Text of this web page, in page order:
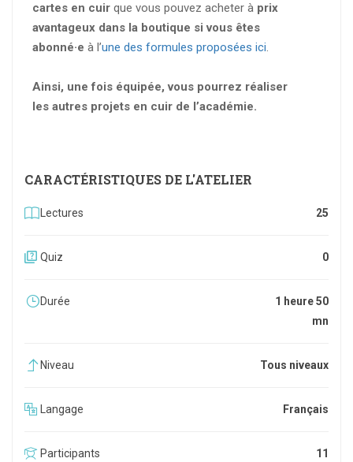
cartes en cuir que vous pouvez acheter à prix
avantageux dans la boutique si vous êtes
abonné·e à l’une des formules proposées ici.
Ainsi, une fois équipée, vous pourrez réaliser
les autres projets en cuir de l’académie.
CARACTÉRISTIQUES DE L'ATELIER
Lectures 25
Quiz 0
Durée
1 heure 50
mn
Niveau Tous niveaux
Langage Français
Participants 11